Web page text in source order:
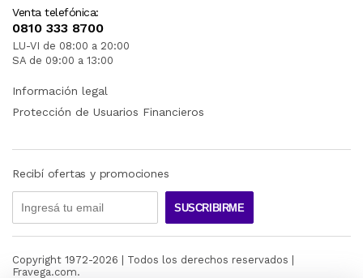
Venta telefónica:
0810 333 8700
LU-VI de 08:00 a 20:00
SA de 09:00 a 13:00
Información legal
Protección de Usuarios Financieros
Recibí ofertas y promociones
SUSCRIBIRME
Copyright 1972-2026 | Todos los derechos reservados |
Fravega.com.